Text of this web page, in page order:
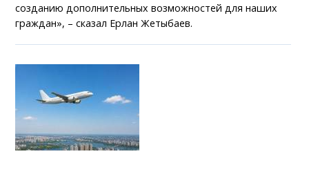
созданию дополнительных возможностей для наших
граждан», – сказал Ерлан Жетыбаев.